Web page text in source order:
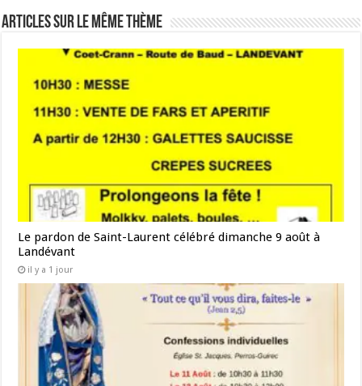
Articles sur le même thème
Le pardon de Saint-Laurent célébré dimanche 9 août à
Landévant
il y a 1 jour